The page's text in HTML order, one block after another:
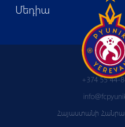
Մեդիա
+374 55 44-
Հայաստանի